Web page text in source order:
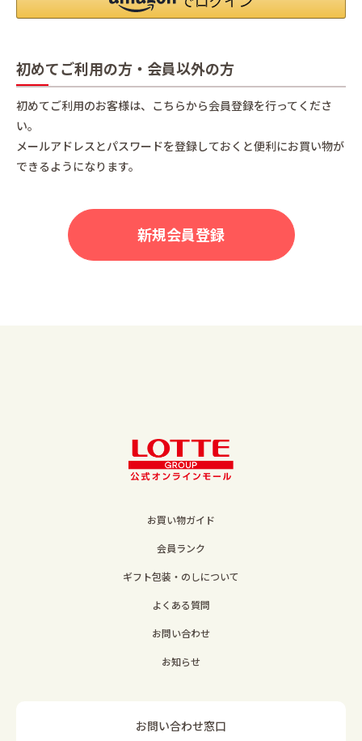
初めてご利用の方・会員以外の方
初めてご利用のお客様は、こちらから会員登録を行ってくださ
い。
メールアドレスとパスワードを登録しておくと便利にお買い物が
できるようになります。
お買い物ガイド
会員ランク
ギフト包装・のしについて
よくある質問
お問い合わせ
お知らせ
お問い合わせ窓口